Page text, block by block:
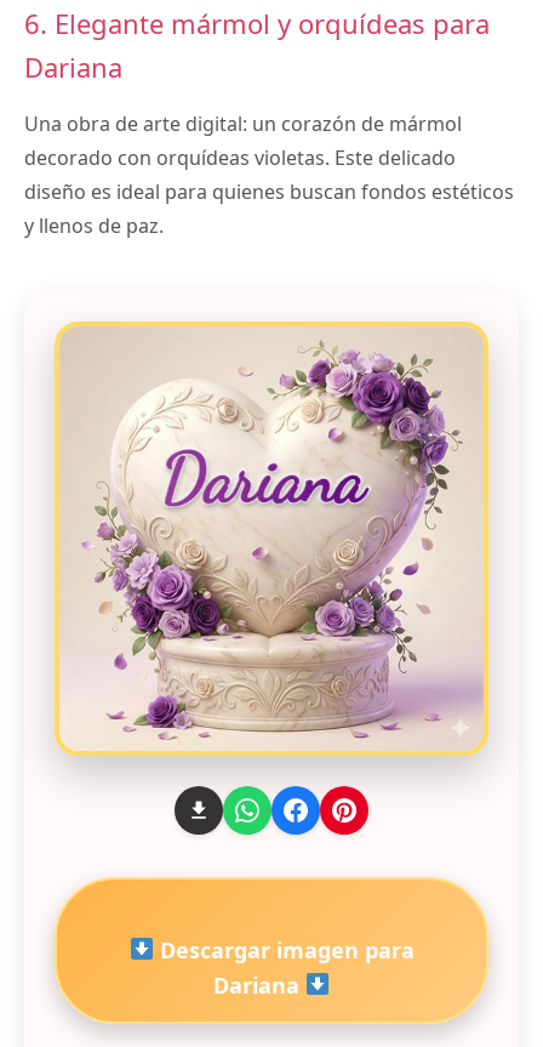
6. Elegante mármol y orquídeas para
Dariana
Una obra de arte digital: un corazón de mármol
decorado con orquídeas violetas. Este delicado
diseño es ideal para quienes buscan fondos estéticos
y llenos de paz.
Descargar imagen para
Dariana